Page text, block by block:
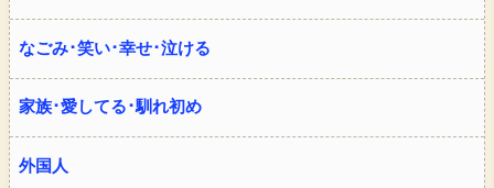
なごみ･笑い･幸せ･泣ける
家族･愛してる･馴れ初め
外国人